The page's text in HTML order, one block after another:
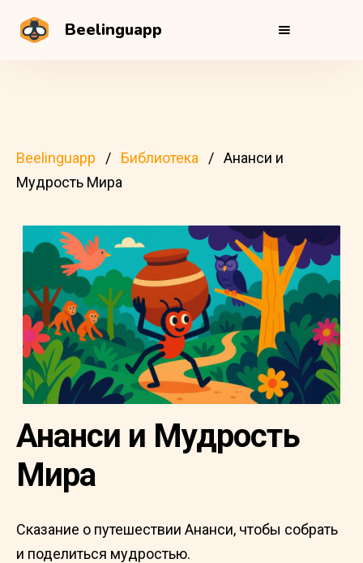
Beelinguapp
Beelinguapp Библиотека
Ананси и
Мудрость Мира
Ананси и Мудрость
Мира
Сказание о путешествии Ананси, чтобы собрать
и поделиться мудростью.